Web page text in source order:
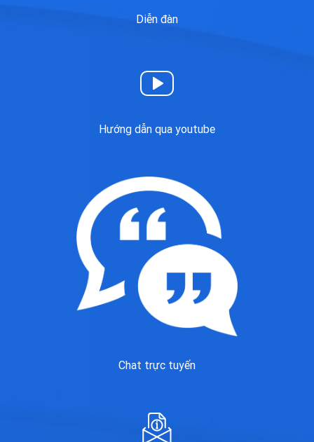
Diễn đàn
Hướng dẫn qua youtube
Chat trực tuyến